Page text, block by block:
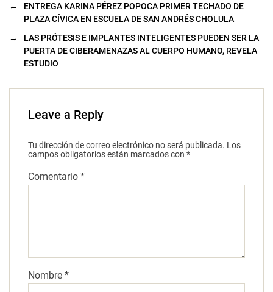
←
ENTREGA KARINA PÉREZ POPOCA PRIMER TECHADO DE
PLAZA CÍVICA EN ESCUELA DE SAN ANDRÉS CHOLULA
→
LAS PRÓTESIS E IMPLANTES INTELIGENTES PUEDEN SER LA
PUERTA DE CIBERAMENAZAS AL CUERPO HUMANO, REVELA
ESTUDIO
Leave a Reply
Tu dirección de correo electrónico no será publicada. Los
campos obligatorios están marcados con *
Comentario *
Nombre *